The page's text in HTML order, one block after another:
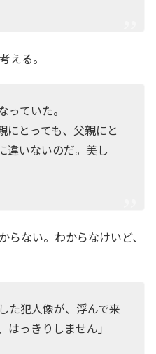
える。
ていた。
にとっても、父親にと
違いないのだ。美し
らない。わからなけいど、
た犯人像が、浮んで来
っきりしません」